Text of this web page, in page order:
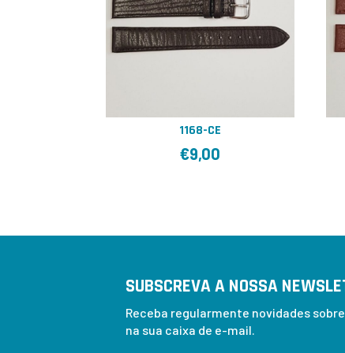
1168-CE
€9,00
SUBSCREVA A NOSSA
Receba regularmente novidades
na sua caixa de e-mail.